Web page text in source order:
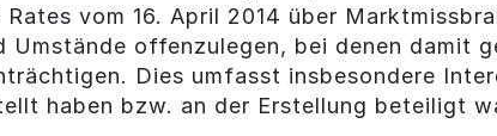
vom 16. April 2014 über
offenzulegen, bei denen damit
Dies umfasst insbesondere
haben bzw. an der Erstellung beteiligt